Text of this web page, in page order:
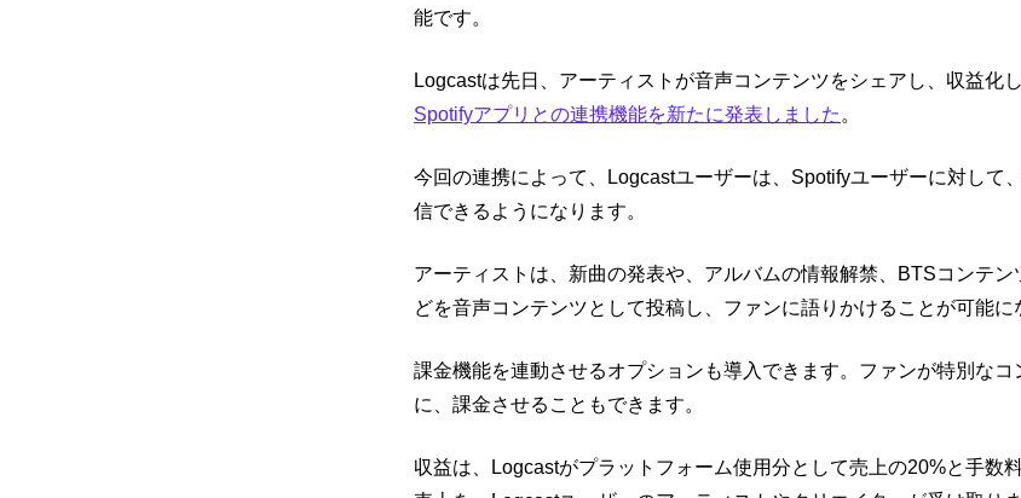
能です。
Logcastは先日、 アーティストが音声コンテンツをシェアし、収益化し
Spotifyアプリとの連携機能を新たに発表 しました 。
今回の連携によって、Logcastユーザーは、 Spotifyユーザーに対して、
信できるようになります。
アーティストは、新曲の発表や、アルバムの情報解禁、BTSコンテン
どを音声コンテンツとして投稿し、ファンに語りかけることが可能に
課金機能を連動させるオプションも導入できます。ファンが特別なコ
に、課金させることもできます。
収益は、 Logcastがプラットフォーム使用分として売上の20%と手数